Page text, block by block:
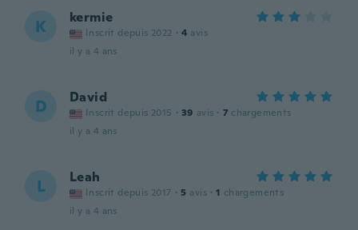
K kermie
Inscrit depuis 2022 · 4 avis
il y a 4 ans
D David
Inscrit depuis 2015 · 39 avis · 7 chargements
il y a 4 ans
L Leah
Inscrit depuis 2017 · 5 avis · 1 chargements
il y a 4 ans